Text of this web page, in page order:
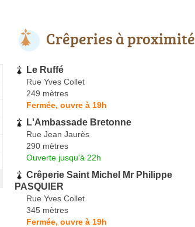
Crêperies à proximité
Le Ruffé
Rue Yves Collet
249 mètres
Fermée, ouvre à 19h
L'Ambassade Bretonne
Rue Jean Jaurès
290 mètres
Ouverte jusqu'à 22h
Crêperie Saint Michel Mr Philippe
PASQUIER
Rue Yves Collet
345 mètres
Fermée, ouvre à 19h